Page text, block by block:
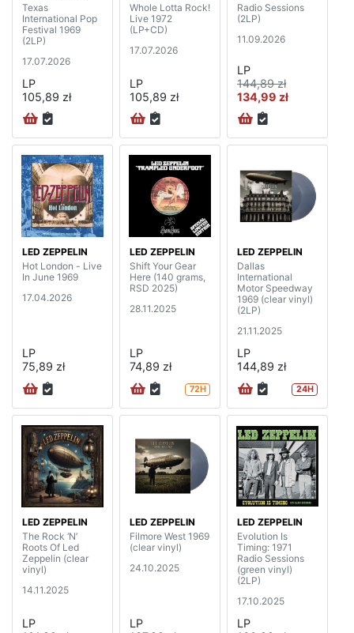
Texas
International Pop
Festival 1969
(2LP)
17.07.2026
LP
105,89 zł
Whole Lotta Rock!
Live 1972
(LP+CD)
17.07.2026
LP
105,89 zł
Radio Sessions
(2LP)
11.09.2026
LP
144,89 zł
134,99 zł
LED ZEPPELIN
Hot London - Live
In June 1969
17.04.2026
LP
75,89 zł
LED ZEPPELIN
Shift Your Gear
Here (140 grams,
RSD 2025)
28.11.2025
LP
74,89 zł
72H
LED ZEPPELIN
Dallas
International
Motor Speedway
1969 (clear vinyl)
(2LP)
21.11.2025
LP
144,89 zł
24H
LED ZEPPELIN
The Rock ‘N’
Roots Of Led
Zeppelin (clear
vinyl)
14.11.2025
LP
LED ZEPPELIN
Filmore West 1969
(clear vinyl)
24.10.2025
LP
LED ZEPPELIN
Evolution Is
Timing: 1971
Radio Sessions
(green vinyl)
(2LP)
17.10.2025
LP